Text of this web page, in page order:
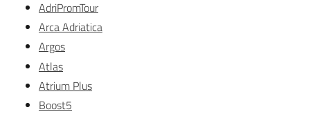
AdriPromTour
Arca Adriatica
Argos
Atlas
Atrium Plus
Boost5